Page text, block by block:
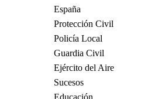
España
Protección Civil
Policía Local
Guardia Civil
Ejército del Aire
Sucesos
Educación